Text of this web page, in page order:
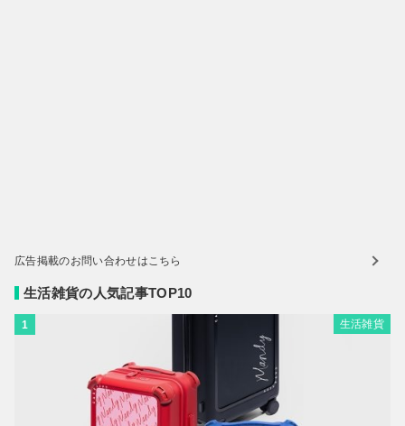
広告掲載のお問い合わせはこちら
生活雑貨の人気記事TOP10
1 生活雑貨